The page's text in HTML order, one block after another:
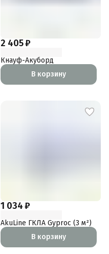
2 405 ₽
Кнауф-Акуборд
В корзину
1 034 ₽
AkuLine ГКЛА Gyproc (3 м²)
В корзину